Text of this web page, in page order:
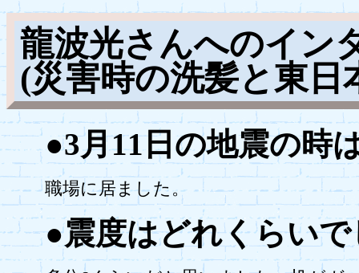
龍波光さんへのイン
(災害時の洗髪と東日
●3月11日の地震の時
職場に居ました。
●震度はどれくらい